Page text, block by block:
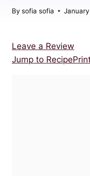
By sofia sofia
Jump to Recipe
Leave a Review